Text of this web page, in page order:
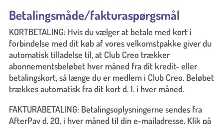
Betalingsmåde/fakturaspørgsmål
KORTBETALING: Hvis du vælger at betale med kort i
forbindelse med dit køb af vores velkomstpakke giver du
automatisk tilladelse til, at Club Creo trækker
abonnementsbeløbet hver måned fra dit kredit- eller
betalingskort, så længe du er medlem i Club Creo. Beløbet
trækkes automatisk fra dit kort d. 1. i hver måned.
FAKTURABETALING: Betalingsoplysningerne sendes fra
AfterPay d. 20. i hver måned til din e-mailadresse. Klik på